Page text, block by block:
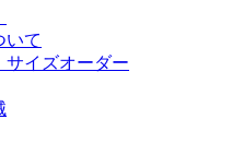
いて
サイズオーダー